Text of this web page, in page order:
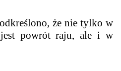
że nie tylko w
powrót raju, ale i w